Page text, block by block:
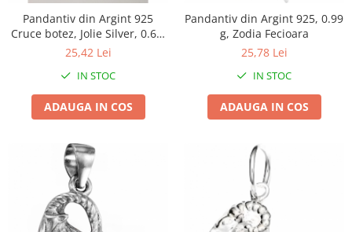
Chiuvete inox
Coloane de dus
Tapet 3D Autoadeziv
Climatizare si echipamente de
Aere conditionate
Echipamente pt incalzire
Panouri solare
Paturi electrice cu incalzire
Pandantiv din Argint 925
Cruce botez, Jolie Silver, 0.6g,
1.5 cm x 1 cm
25,42 Lei
IN STOC
ADAUGA IN COS
Pandantiv din Argint 925, 0.99
g, Zodia Fecioara
25,78 Lei
IN STOC
ADAUGA IN COS